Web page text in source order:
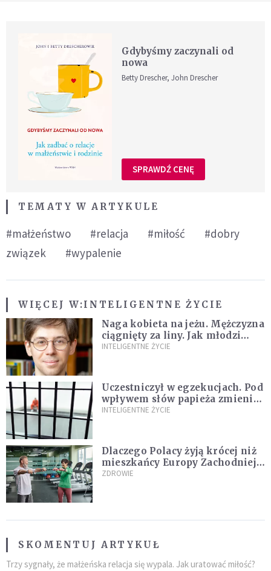
Gdybyśmy zaczynali od
nowa
Betty Drescher, John Drescher
SPRAWDŹ CENĘ
TEMATY W ARTYKULE
#małżeństwo #relacja #miłość
#dobry
związek
#wypalenie
WIĘCEJ W:INTELIGENTNE ŻYCIE
Naga kobieta na jeżu. Mężczyzna
ciągnięty za liny. Jak młodzi
ludzie opisywali swoje
INTELIGENTNE ŻYCIE
Uczestniczył w egzekucjach. Pod
wpływem słów papieża zmienił
zdanie
INTELIGENTNE ŻYCIE
Dlaczego Polacy żyją krócej niż
mieszkańcy Europy Zachodniej?
Ekspertka wskazuje główne
ZDROWIE
SKOMENTUJ ARTYKUŁ
Trzy sygnały, że małżeńska relacja się wypala. Jak uratować miłość?